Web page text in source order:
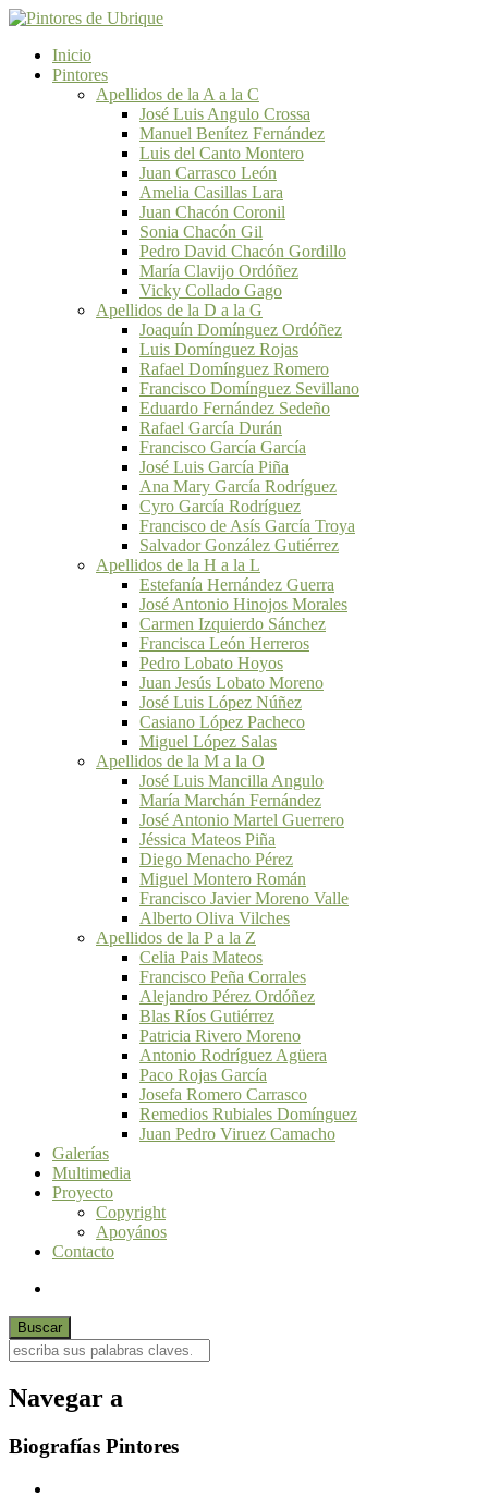
Inicio
Pintores
Apellidos de la A a la C
José Luis Angulo Crossa
Manuel Benítez Fernández
Luis del Canto Montero
Juan Carrasco León
Amelia Casillas Lara
Juan Chacón Coronil
Sonia Chacón Gil
Pedro David Chacón Gordillo
María Clavijo Ordóñez
Vicky Collado Gago
Apellidos de la D a la G
Joaquín Domínguez Ordóñez
Luis Domínguez Rojas
Rafael Domínguez Romero
Francisco Domínguez Sevillano
Eduardo Fernández Sedeño
Rafael García Durán
Francisco García García
José Luis García Piña
Ana Mary García Rodríguez
Cyro García Rodríguez
Francisco de Asís García Troya
Salvador González Gutiérrez
Apellidos de la H a la L
Estefanía Hernández Guerra
José Antonio Hinojos Morales
Carmen Izquierdo Sánchez
Francisca León Herreros
Pedro Lobato Hoyos
Juan Jesús Lobato Moreno
José Luis López Núñez
Casiano López Pacheco
Miguel López Salas
Apellidos de la M a la O
José Luis Mancilla Angulo
María Marchán Fernández
José Antonio Martel Guerrero
Jéssica Mateos Piña
Diego Menacho Pérez
Miguel Montero Román
Francisco Javier Moreno Valle
Alberto Oliva Vilches
Apellidos de la P a la Z
Celia Pais Mateos
Francisco Peña Corrales
Alejandro Pérez Ordóñez
Blas Ríos Gutiérrez
Patricia Rivero Moreno
Antonio Rodríguez Agüera
Paco Rojas García
Josefa Romero Carrasco
Remedios Rubiales Domínguez
Juan Pedro Viruez Camacho
Galerías
Multimedia
Proyecto
Copyright
Apoyános
Contacto
Navegar a
Biografías Pintores